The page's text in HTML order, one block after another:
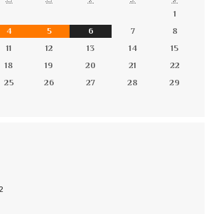
1
4 5 6 7
8
11 12 13 14
15
18 19 20 21
22
25 26 27 28
29